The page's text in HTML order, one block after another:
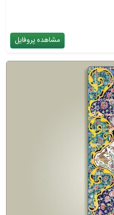
مشاهده پروفایل